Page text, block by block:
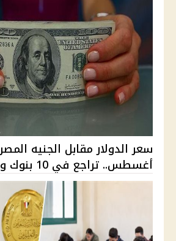
أغسطس.. تراجع في 10 بنوك وارت...